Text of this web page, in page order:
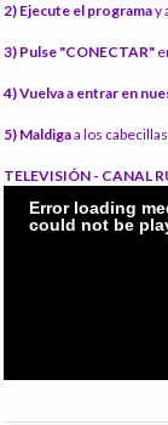
2) Ejecute el programay
3) Pulse "CONECTAR"
4) Vuelva a entrar en
5) Maldigaa los
TELEVISIÓN - CANAL